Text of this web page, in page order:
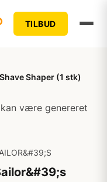
TILBUD
Shaper (1 stk)
være genereret